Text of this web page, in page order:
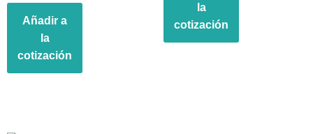
Añadir a
la
cotización
la
cotización